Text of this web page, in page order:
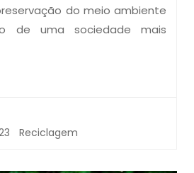
do meio ambiente
de uma sociedade mais
Reciclagem